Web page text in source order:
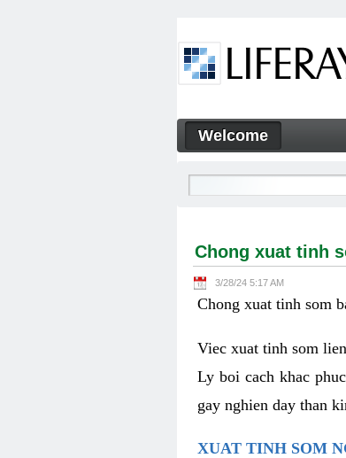
Chong xuat tinh som
Navigation
Welcome
Chong xuat tinh
3/28/24 5:17 AM
Chong xuat tinh som
Viec xuat tinh som
Ly boi cach khac
gay nghien day than
XUAT TINH SOM